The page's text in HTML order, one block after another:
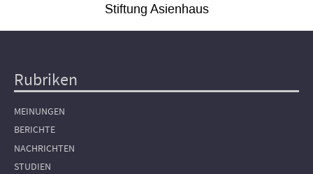
Stiftung Asienhaus
Hauptnavigation
Rubriken
MEINUNGEN
BERICHTE
NACHRICHTEN
STUDIEN